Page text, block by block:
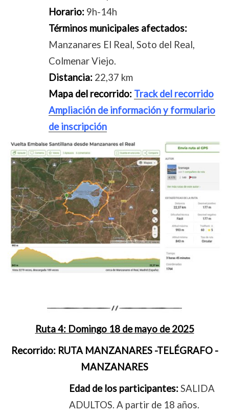
Horario: 9h-14h
Términos municipales afectados:
Manzanares El Real, Soto del Real,
Colmenar Viejo.
Distancia: 22,37 km
Mapa del recorrido: Track del recorrido
Ampliación de información y formulario
de inscripción
Ruta 4: Domingo 18 de mayo de 2025
Recorrido: RUTA MANZANARES -TELÉGRAFO -
MANZANARES
Edad de los participantes:SALIDA
ADULTOS. A partir de 18 años.